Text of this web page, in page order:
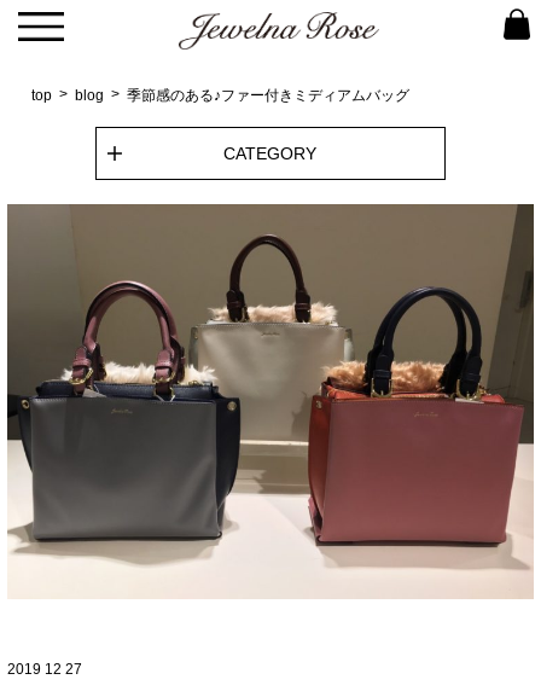
top blog 季節感のある♪ファー付きミディアムバッグ
CATEGORY
2019 12 27